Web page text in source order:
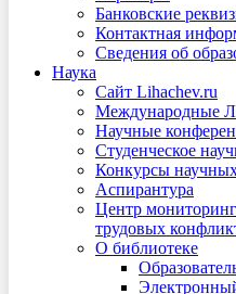
Банковские
Контактная
Сведения об
Наука
Сайт Lihachev.ru
Международные
Научные
Студенческое
Конкурсы
Аспирантура
Центр
трудовых
О библиотеке